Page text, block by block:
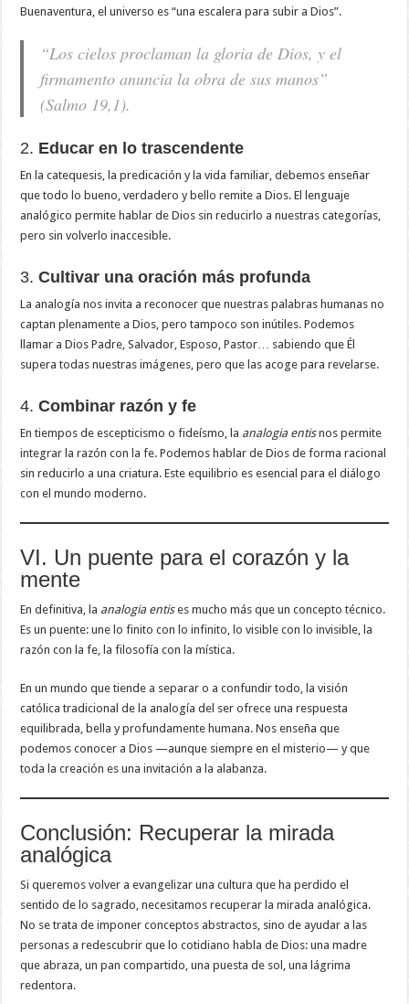
Buenaventura, el universo es “una escalera para subir a Dios”.
“Los cielos proclaman la gloria de Dios, y el
firmamento anuncia la obra de sus manos”
(Salmo 19,1).
2. Educar en lo trascendente
En la catequesis, la predicación y la vida familiar, debemos enseñar
que todo lo bueno, verdadero y bello remite a Dios. El lenguaje
analógico permite hablar de Dios sin reducirlo a nuestras categorías,
pero sin volverlo inaccesible.
3.Cultivar una oración más profunda
La analogía nos invita a reconocer que nuestras palabras humanas no
captan plenamente a Dios, pero tampoco son inútiles. Podemos
llamar a Dios Padre, Salvador, Esposo, Pastor… sabiendo que Él
supera todas nuestras imágenes, pero que las acoge para revelarse.
4.Combinar razón y fe
En tiempos de escepticismo o fideísmo, la analogia entisnos permite
integrar la razón con la fe. Podemos hablar de Dios de forma racional
sin reducirlo a una criatura. Este equilibrio es esencial para el diálogo
con el mundo moderno.
VI. Un puente para el corazón y la
mente
En definitiva, la analogia entises mucho más que un concepto técnico.
Es un puente: une lo finito con lo infinito, lo visible con lo invisible, la
razón con la fe, la filosofía con la mística.
En un mundo que tiende a separar o a confundir todo, la visión
católica tradicional de la analogía del ser ofrece una respuesta
equilibrada, bella y profundamente humana. Nos enseña que
podemos conocer a Dios —aunque siempre en el misterio— y que
toda la creación es una invitación a la alabanza.
Conclusión: Recuperar la mirada
analógica
Si queremos volver a evangelizar una cultura que ha perdido el
sentido de lo sagrado, necesitamos recuperar la mirada analógica.
No se trata de imponer conceptos abstractos, sino de ayudar a las
personas a redescubrir que lo cotidiano habla de Dios: una madre
que abraza, un pan compartido, una puesta de sol, una lágrima
redentora.